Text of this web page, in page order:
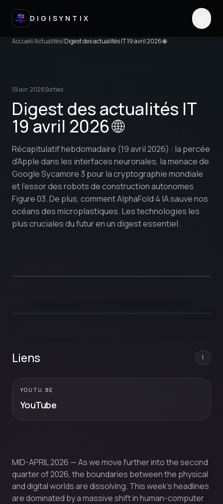
DIGISYNTIX
Accueil/Actualités/Digest des actualités IT 19 avril 2026 🌐
19 avr. 2026Sorties
Digest des actualités IT
19 avril 2026 🌐
Récapitulatif hebdomadaire (19 avril 2026) : la percée
d'Apple dans les interfaces neuronales, la menace de
Google Sycamore 3 pour la cryptographie mondiale
et l'essor des robots de construction autonomes
Figure 03. De plus, comment AlphaFold 4 IA sauve nos
océans des microplastiques. Les technologies les
plus cruciales du futur en un digest essentiel.
Liens 1
YOUTU.BE
YouTube
MID-APRIL 2026 — As we move further into the second
quarter of 2026, the boundaries between the physical
and digital worlds are dissolving. This week’s headlines
are dominated by a massive shift in human-computer